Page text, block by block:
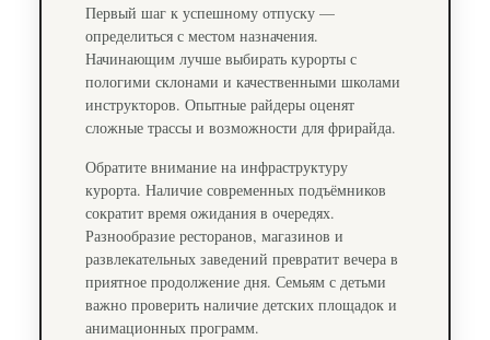
Первый шаг к успешному отпуску —
определиться с местом назначения.
Начинающим лучше выбирать курорты с
пологими склонами и качественными школами
инструкторов. Опытные райдеры оценят
сложные трассы и возможности для фрирайда.
Обратите внимание на инфраструктуру
курорта. Наличие современных подъёмников
сократит время ожидания в очередях.
Разнообразие ресторанов, магазинов и
развлекательных заведений превратит вечера в
приятное продолжение дня. Семьям с детьми
важно проверить наличие детских площадок и
анимационных программ.